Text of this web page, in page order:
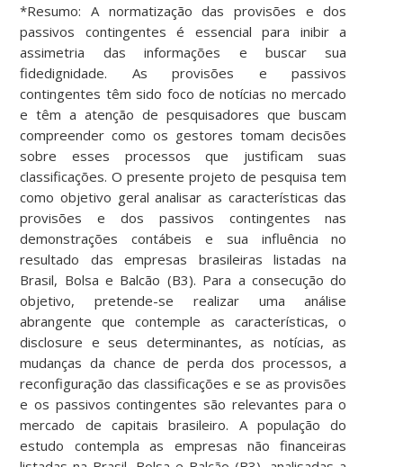
*Resumo: A normatização das provisões e dos
passivos contingentes é essencial para inibir a
assimetria das informações e buscar sua
fidedignidade. As provisões e passivos
contingentes têm sido foco de notícias no mercado
e têm a atenção de pesquisadores que buscam
compreender como os gestores tomam decisões
sobre esses processos que justificam suas
classificações. O presente projeto de pesquisa tem
como objetivo geral analisar as características das
provisões e dos passivos contingentes nas
demonstrações contábeis e sua influência no
resultado das empresas brasileiras listadas na
Brasil, Bolsa e Balcão (B3). Para a consecução do
objetivo, pretende-se realizar uma análise
abrangente que contemple as características, o
disclosure e seus determinantes, as notícias, as
mudanças da chance de perda dos processos, a
reconfiguração das classificações e se as provisões
e os passivos contingentes são relevantes para o
mercado de capitais brasileiro. A população do
estudo contempla as empresas não financeiras